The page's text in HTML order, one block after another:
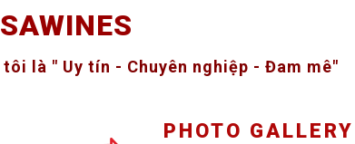
là " Uy tín - Chuyên nghiệp - Đam mê"
PHOTO GALLERY